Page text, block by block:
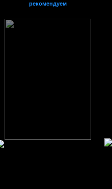
рекомендуем